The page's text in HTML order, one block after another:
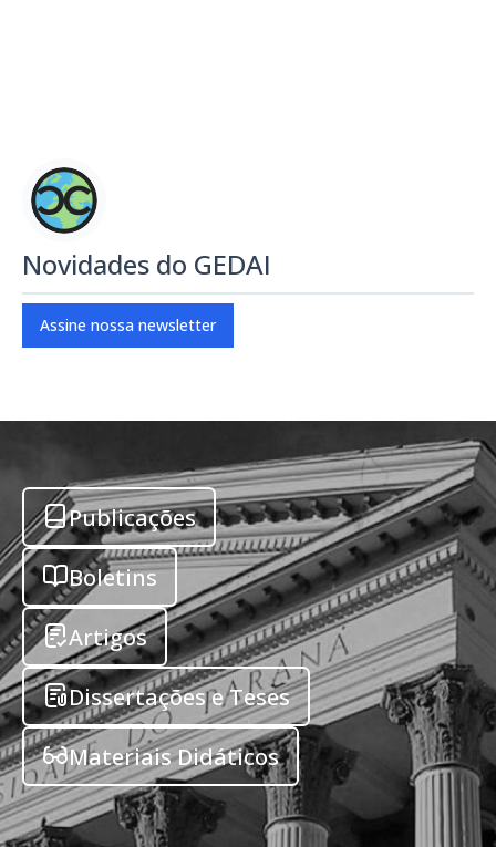
Novidades do GEDAI
Assine nossa newsletter
Publicações
Boletins
Artigos
Dissertações e Teses
Materiais Didáticos